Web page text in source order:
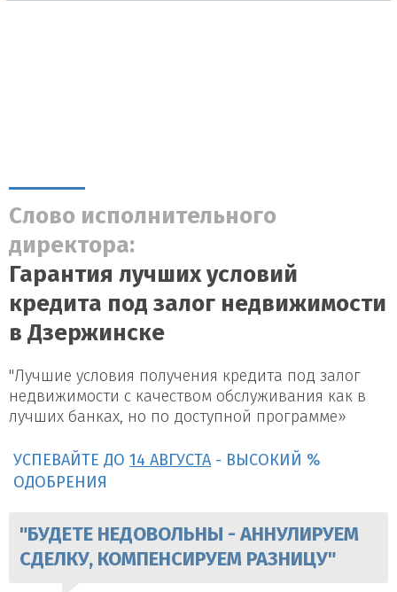
Слово исполнительного
директора:
Гарантия лучших условий
кредита под залог недвижимости
в Дзержинске
"Лучшие условия получения кредита под залог
недвижимости с качеством обслуживания как в
лучших банках, но по доступной программе»
УСПЕВАЙТЕ ДО 14 АВГУСТА - ВЫСОКИЙ %
ОДОБРЕНИЯ
"БУДЕТЕ НЕДОВОЛЬНЫ - АННУЛИРУЕМ
СДЕЛКУ, КОМПЕНСИРУЕМ РАЗНИЦУ"